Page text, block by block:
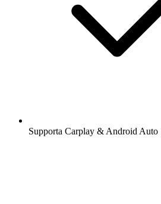
Supporta Carplay & Android Auto